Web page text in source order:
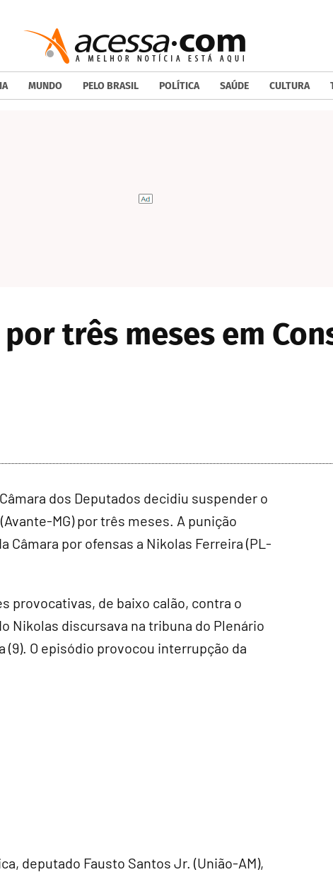
MUNDO PELO BRASIL POLÍTICA SAÚDE CULTURA
três meses em
dos Deputados decidiu suspender o
MG) por três meses. A punição
Câmara por ofensas a Nikolas Ferreira (PL-
provocativas, de baixo calão, contra o
Nikolas discursava na tribuna do Plenário
(9). O episódio provocou interrupção da
deputado Fausto Santos Jr. (União-AM),